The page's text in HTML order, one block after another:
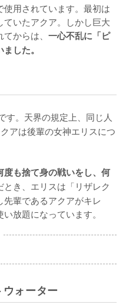
用されています。最初は
いたアクア。しかし巨大
からは、 一心不乱に「ピ
した。
す。天界の規定上、同じ人
アは後輩の女神エリスにつ
度も捨て身の戦いをし、何
とき、エリスは「リザレク
輩であるアクアがキレ
放題になっています。
ォーター